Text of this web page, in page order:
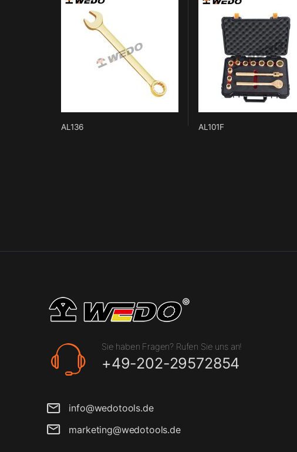
AL136 AL101F
Sie haben Fragen? Rufen Sie uns an!
+49-202-29572854
info@wedotools.de
marketing@wedotools.de